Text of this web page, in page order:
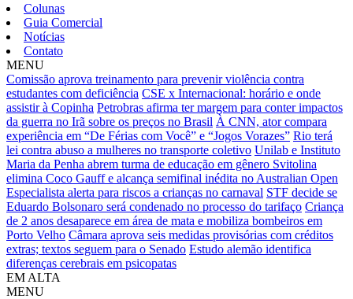
Colunas
Guia Comercial
Notícias
Contato
MENU
Comissão aprova treinamento para prevenir violência contra
estudantes com deficiência CSE x Internacional: horário e onde
assistir à Copinha Petrobras afirma ter margem para conter impactos
da guerra no Irã sobre os preços no Brasil À CNN, ator compara
experiência em “De Férias com Você” e “Jogos Vorazes” Rio terá
lei contra abuso a mulheres no transporte coletivo Unilab e Instituto
Maria da Penha abrem turma de educação em gênero Svitolina
elimina Coco Gauff e alcança semifinal inédita no Australian Open
Especialista alerta para riscos a crianças no carnaval STF decide se
Eduardo Bolsonaro será condenado no processo do tarifaço Criança
de 2 anos desaparece em área de mata e mobiliza bombeiros em
Porto Velho Câmara aprova seis medidas provisórias com créditos
extras; textos seguem para o Senado Estudo alemão identifica
diferenças cerebrais em psicopatas
EM ALTA
MENU